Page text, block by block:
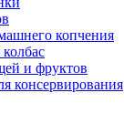
копчения
и фруктов
консервирования